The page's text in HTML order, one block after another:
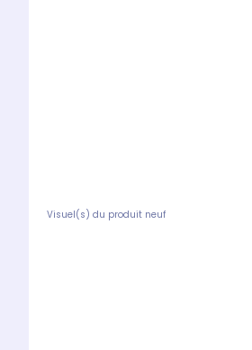
Visuel(s) du produit neuf